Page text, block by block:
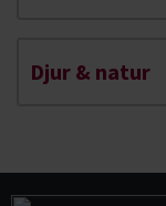
Djur & natur